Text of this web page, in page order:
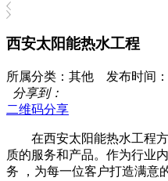
西安太阳能热水工程
所属分类：其他 发布时间
分享到：
二维码分享
在西安太阳能热水工程
质的服务和产品。作为行业
务 ，为每一位客户打造满意